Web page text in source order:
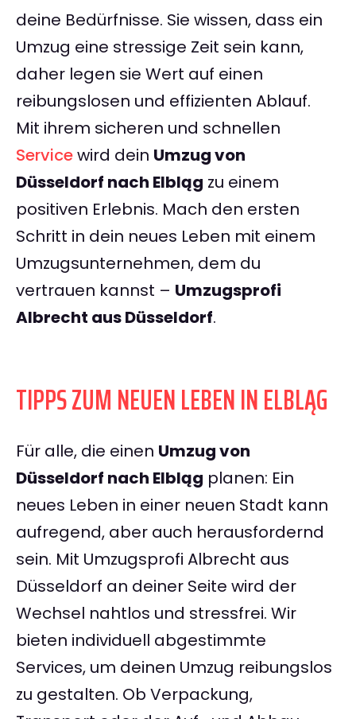
deine Bedürfnisse. Sie wissen, dass ein
Umzug eine stressige Zeit sein kann,
daher legen sie Wert auf einen
reibungslosen und effizienten Ablauf.
Mit ihrem sicheren und schnellen
Servicewird dein Umzug von
Düsseldorf nach Elbląg zu einem
positiven Erlebnis. Mach den ersten
Schritt in dein neues Leben mit einem
Umzugsunternehmen, dem du
vertrauen kannst – Umzugsprofi
Albrecht aus Düsseldorf.
TIPPS ZUM NEUEN LEBEN IN ELBLĄG
Für alle, die einen Umzug von
Düsseldorf nach Elbląg planen: Ein
neues Leben in einer neuen Stadt kann
aufregend, aber auch herausfordernd
sein. Mit Umzugsprofi Albrecht aus
Düsseldorf an deiner Seite wird der
Wechsel nahtlos und stressfrei. Wir
bieten individuell abgestimmte
Services, um deinen Umzug reibungslos
zu gestalten. Ob Verpackung,